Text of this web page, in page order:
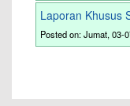
Laporan Khusus
Posted on: Jumat, 03-